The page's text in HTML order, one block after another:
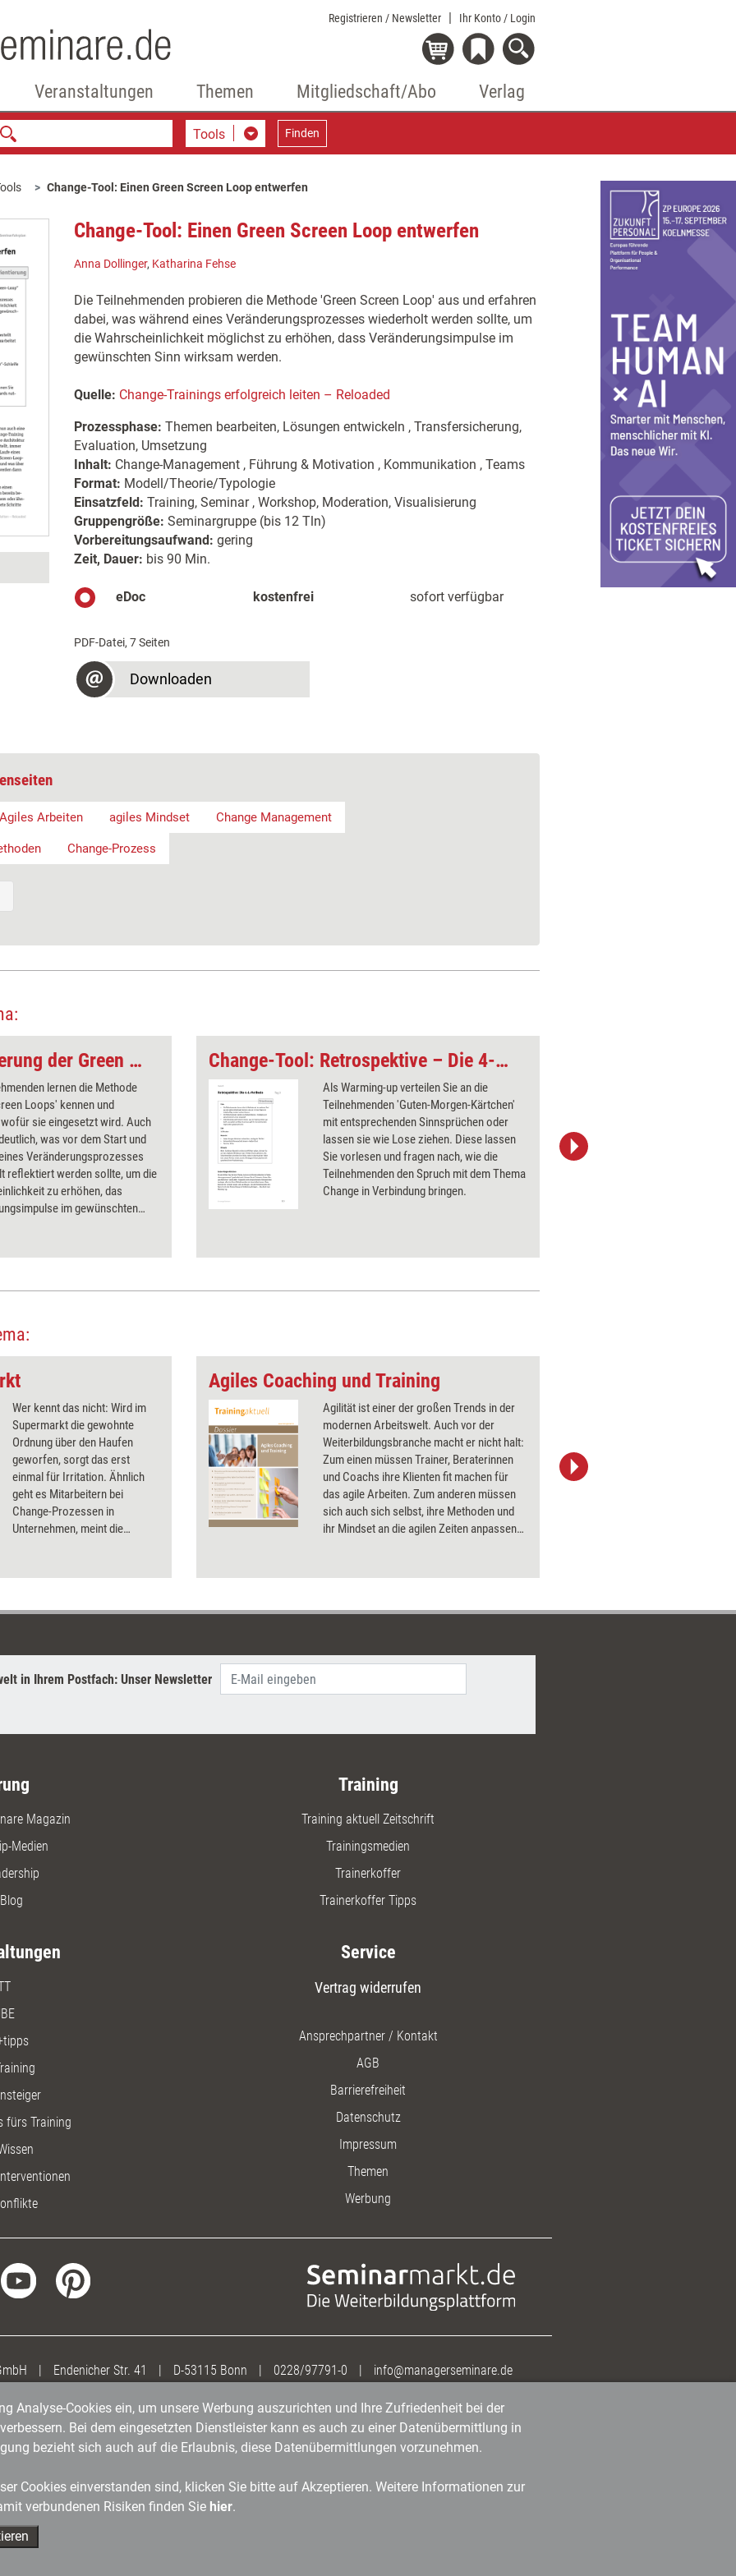
Registrieren / Newsletter Ihr Konto / Login
Veranstaltungen Themen Mitgliedschaft/Abo Verlag
Tools Finden
Change-Tool: Einen Green Screen Loop entwerfen
Change-Tool: Einen Green Screen Loop entwerfen
Anna Dollinger, Katharina Fehse
Die Teilnehmenden probieren die Methode 'Green Screen Loop' aus und erfahren
dabei, was während eines Veränderungsprozesses wiederholt werden sollte, um
die Wahrscheinlichkeit möglichst zu erhöhen, dass Veränderungsimpulse im
gewünschten Sinn wirksam werden.
Quelle: Change-Trainings erfolgreich leiten – Reloaded
Prozessphase: Themen bearbeiten, Lösungen entwickeln , Transfersicherung,
Evaluation, Umsetzung
Inhalt: Change-Management , Führung & Motivation , Kommunikation , Teams
Format: Modell/Theorie/Typologie
Einsatzfeld: Training, Seminar , Workshop, Moderation, Visualisierung
Gruppengröße: Seminargruppe (bis 12 Tln)
Vorbereitungsaufwand: gering
Zeit, Dauer: bis 90 Min.
eDoc kostenfrei sofort verfügbar
PDF-Datei, 7 Seiten
Downloaden
Agiles Arbeiten agiles Mindset Change Management
Change-Prozess
Change-Tool: Erläuterung der Green Screen Loops
lernen die Methode
Loops' kennen und
sie eingesetzt wird. Auch
was vor dem Start und
Veränderungsprozesses
reflektiert werden sollte, um die
zu erhöhen, das
im gewünschten
auszuwerten.
Change-Tool: Retrospektive – Die 4-L-Methode
Als Warming-up verteilen Sie an die
Teilnehmenden 'Guten-Morgen-Kärtchen'
mit entsprechenden Sinnsprüchen oder
lassen sie wie Lose ziehen. Diese lassen
Sie vorlesen und fragen nach, wie die
Teilnehmenden den Spruch mit dem Thema
Change in Verbindung bringen.
Wer kennt das nicht: Wird im
Supermarkt die gewohnte
Ordnung über den Haufen
geworfen, sorgt das erst
einmal für Irritation. Ähnlich
geht es Mitarbeitern bei
Change-Prozessen in
Unternehmen, meint die
Supermarkt ihres Vertrauens
Veränderung.
Agiles Coaching und Training
Agilität ist einer der großen Trends in der
modernen Arbeitswelt. Auch vor der
Weiterbildungsbranche macht er nicht halt:
Zum einen müssen Trainer, Beraterinnen
und Coachs ihre Klienten fit machen für
das agile Arbeiten. Zum anderen müssen
sich auch sich selbst, ihre Methoden und
ihr Mindset an die agilen Zeiten anpassen.
in Ihrem Postfach: Unser Newsletter
Magazin
Medien
Training
Training aktuell Zeitschrift
Trainingsmedien
Trainerkoffer
Trainerkoffer Tipps
fürs Training
Service
Vertrag widerrufen
Ansprechpartner / Kontakt
AGB
Barrierefreiheit
Datenschutz
Impressum
Themen
Werbung
| Endenicher Str. 41 | D-53115 Bonn | 0228/97791-0 | info@managerseminare.de
Analyse-Cookies ein, um unsere Werbung auszurichten und Ihre Zufriedenheit bei der
Bei dem eingesetzten Dienstleister kann es auch zu einer Datenübermittlung in
bezieht sich auch auf die Erlaubnis, diese Datenübermittlungen vorzunehmen.
Cookies einverstanden sind, klicken Sie bitte auf Akzeptieren. Weitere Informationen zur
verbundenen Risiken finden Sie hier.